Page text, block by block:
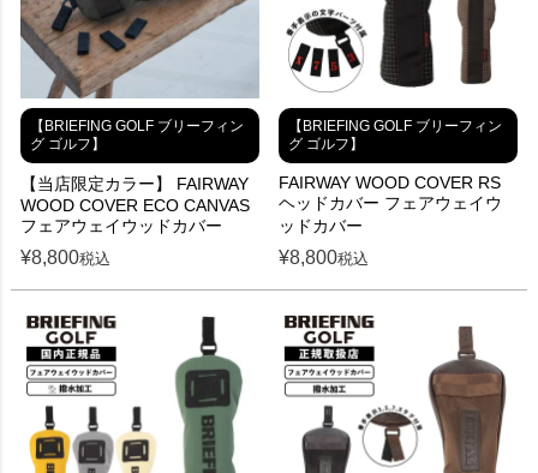
【BRIEFING GOLF ブリーフィン
グ ゴルフ】
【当店限定カラー】 FAIRWAY
WOOD COVER ECO CANVAS
フェアウェイウッドカバー
¥8,800税込
【BRIEFING GOLF ブリーフィン
グ ゴルフ】
FAIRWAY WOOD COVER RS
ヘッドカバー フェアウェイウ
ッドカバー
¥8,800税込